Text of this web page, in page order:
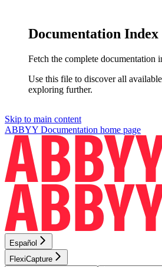
Documentation Index
Fetch the complete documentation
Use this file to discover all
exploring further.
Skip to main content
ABBYY Documentation home page
Español
FlexiCapture